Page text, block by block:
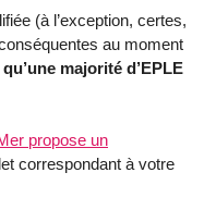
(à l’exception, certes,
au moment
majorité d’EPLE
propose un
correspondant à votre